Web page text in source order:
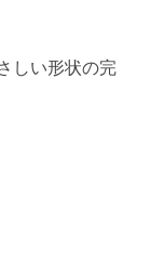
しい形状の完